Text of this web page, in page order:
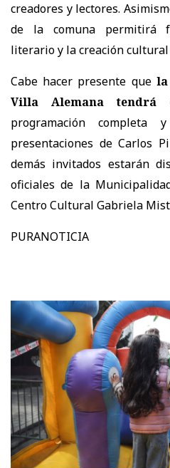
creadores y lectores.
de la comuna permitirá
literario y la creación cultural
Cabe hacer presente que
Villa Alemana tendrá
programación
presentaciones de Carlos
demás invitados estarán
oficiales de la
Centro Cultural Gabriela
PURANOTICIA